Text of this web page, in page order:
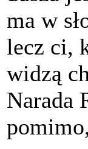
ma w
lecz ci,
widzą
Narada